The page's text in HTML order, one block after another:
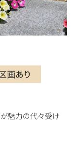
魅力の代々受け